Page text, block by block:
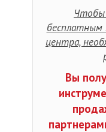
Чтобы
бесплатным
центра,
Вы